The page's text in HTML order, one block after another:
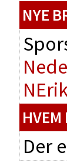
NYE
HVEM
Der